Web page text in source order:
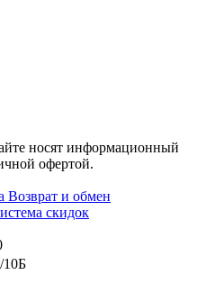
носят информационный
офертой.
Возврат и обмен
скидок
10Б